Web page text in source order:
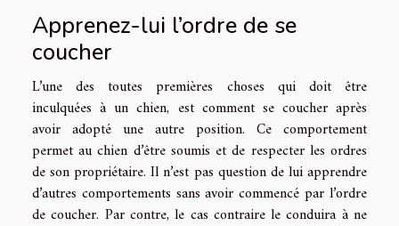
Apprenez-lui l’ordre de se
coucher
L’une des toutes premières choses qui doit être
inculquées à un chien, est comment se coucher après
avoir adopté une autre position. Ce comportement
permet au chien d’être soumis et de respecter les ordres
de son propriétaire. Il n’est pas question de lui apprendre
d’autres comportements sans avoir commencé par l’ordre
de coucher. Par contre, le cas contraire le conduira à ne